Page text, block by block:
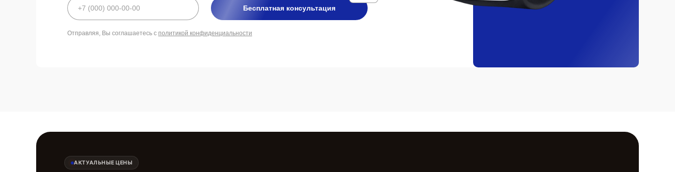
Бесплатная консультация
Отправляя, Вы соглашаетесь с политикой конфиденциальности
АКТУАЛЬНЫЕ ЦЕНЫ